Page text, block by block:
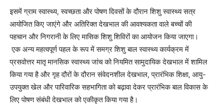
इसमें ग्राम स्वास्थ्य, स्वच्छता और पोषण दिवसों के दौरान शिशु स्वास्थ्य सत्र
आयोजित किए जाएंगे और अतिरिक्त देखभाल की आवश्यकता वाले बच्चों की
पहचान और निगरानी के लिए मासिक शिशु शिविरों का आयोजन किया जाएगा।
एक अन्य महत्वपूर्ण पहल के रूप में समग्र शिशु बाल स्वास्थ्य कार्यक्रम में
प्रसवोत्तर मातृ मानसिक स्वास्थ्य जांच को नियमित सामुदायिक देखभाल में शामिल
किया गया है और गृह दौरों के दौरान संवेदनशील देखभाल, प्रारंभिक शिक्षा, आयु-
उपयुक्त खेल और पारिवारिक सहभागिता को बढ़ावा देकर प्रारंभिक बाल विकास के
लिए पोषण संबंधी देखभाल को एकीकृत किया गया है।